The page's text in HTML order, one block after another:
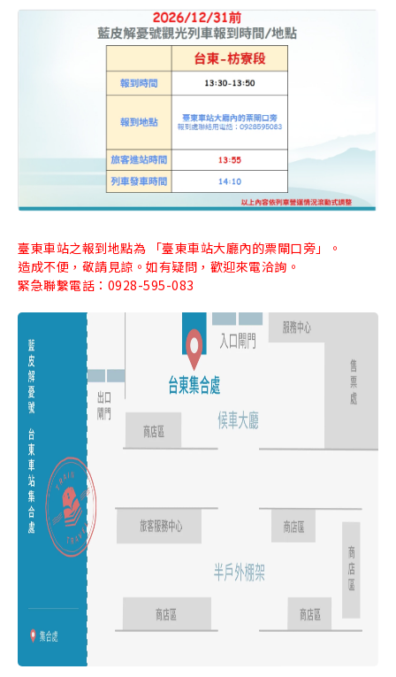
臺東車站之報到地點為 「臺東車站大廳內的票閘口旁」。
造成不便，敬請見諒。如有疑問，歡迎來電洽詢。
緊急聯繫電話：0928-595-083